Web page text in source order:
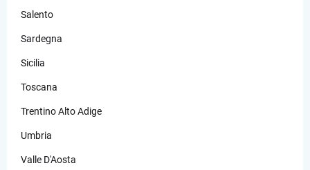
Salento
Sardegna
Sicilia
Toscana
Trentino Alto Adige
Umbria
Valle D'Aosta